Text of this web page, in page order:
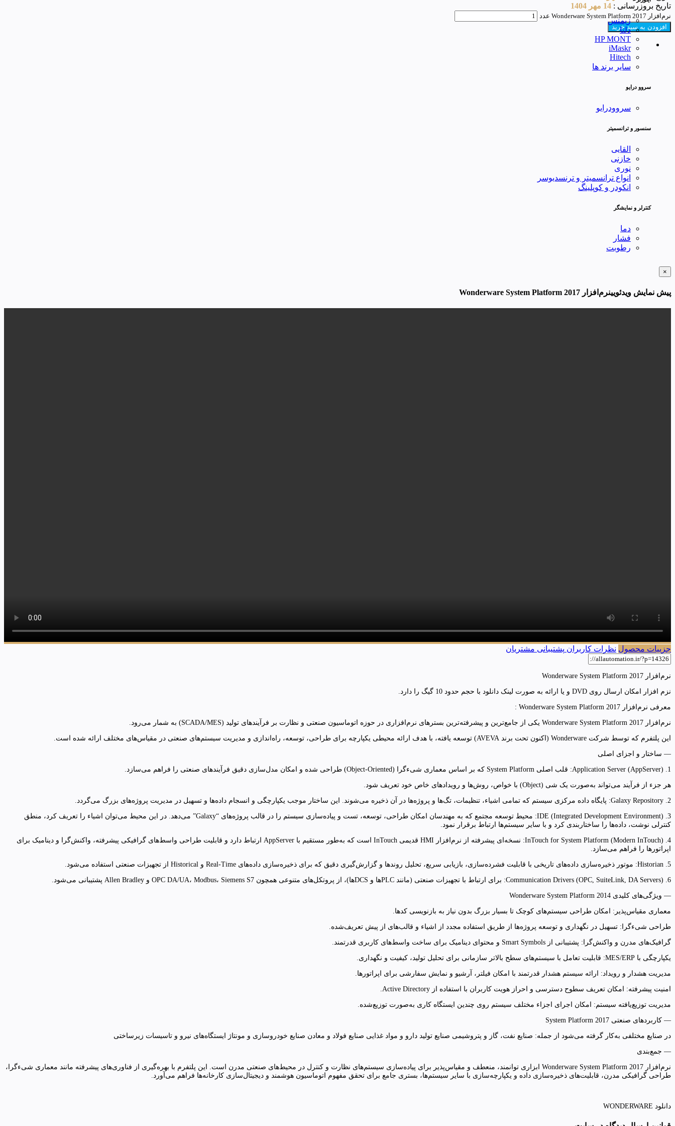
زیمنس
دلتا
HP MONT
iMaskr
Hitech
سایر برند ها
سروو درایو
سروودرایو
سنسور و ترانسمیتر
القایی
خازنی
نوری
انواع ترانسمیتر و ترنسدیوسر
انکودر و کوپلینگ
کنترلر و نمایشگر
دما
فشار
رطوبت
تاریخ بروزرسانی : 14 مهر 1404
نرم‌افزار Wonderware System Platform 2017 عدد
افزودن به سبد خرید
×
پیش نمایش ویدئویینرم‌افزار Wonderware System Platform 2017
جزییات محصول نظرات کاربران پشتیبانی مشتریان
نرم‌افزار Wonderware System Platform 2017
نزم افزار امکان ارسال روی DVD و یا ارائه به صورت لینک دانلود با حجم حدود 10 گیگ را دارد.
معرفی نرم‌افزار Wonderware System Platform 2017 :
نرم‌افزار Wonderware System Platform 2017 یکی از جامع‌ترین و پیشرفته‌ترین بسترهای نرم‌افزاری در حوزه اتوماسیون صنعتی و نظارت بر فرآیندهای تولید (SCADA/MES) به شمار می‌رود.
این پلتفرم که توسط شرکت Wonderware (اکنون تحت برند AVEVA) توسعه یافته، با هدف ارائه محیطی یکپارچه برای طراحی، توسعه، راه‌اندازی و مدیریت سیستم‌های صنعتی در مقیاس‌های مختلف ارائه شده است.
— ساختار و اجزای اصلی
1. Application Server (AppServer): قلب اصلی System Platform که بر اساس معماری شی‌ءگرا (Object-Oriented) طراحی شده و امکان مدل‌سازی دقیق فرآیندهای صنعتی را فراهم می‌سازد.
هر جزء از فرآیند می‌تواند به‌صورت یک شی (Object) با خواص، روش‌ها و رویدادهای خاص خود تعریف شود.
2. Galaxy Repository: پایگاه داده مرکزی سیستم که تمامی اشیاء، تنظیمات، تگ‌ها و پروژه‌ها در آن ذخیره می‌شوند. این ساختار موجب یکپارچگی و انسجام داده‌ها و تسهیل در مدیریت پروژه‌های بزرگ می‌گردد.
3. IDE (Integrated Development Environment): محیط توسعه مجتمع که به مهندسان امکان طراحی، توسعه، تست و پیاده‌سازی سیستم را در قالب پروژه‌های “Galaxy” می‌دهد. در این محیط می‌توان اشیاء را تعریف کرد، منطق
کنترلی نوشت، داده‌ها را ساختاربندی کرد و با سایر سیستم‌ها ارتباط برقرار نمود.
4. InTouch for System Platform (Modern InTouch): نسخه‌ای پیشرفته از نرم‌افزار HMI قدیمی InTouch است که به‌طور مستقیم با AppServer ارتباط دارد و قابلیت طراحی واسط‌های گرافیکی پیشرفته، واکنش‌گرا و دینامیک برای
اپراتورها را فراهم می‌سازد.
5. Historian: موتور ذخیره‌سازی داده‌های تاریخی با قابلیت فشرده‌سازی، بازیابی سریع، تحلیل روندها و گزارش‌گیری دقیق که برای ذخیره‌سازی داده‌های Real-Time و Historical از تجهیزات صنعتی استفاده می‌شود.
6. Communication Drivers (OPC, SuiteLink, DA Servers): برای ارتباط با تجهیزات صنعتی (مانند PLCها و DCSها)، از پروتکل‌های متنوعی همچون OPC DA/UA، Modbus، Siemens S7 و Allen Bradley پشتیبانی می‌شود.
— ویژگی‌های کلیدی Wonderware System Platform 2014
معماری مقیاس‌پذیر: امکان طراحی سیستم‌های کوچک تا بسیار بزرگ بدون نیاز به بازنویسی کدها.
طراحی شی‌ءگرا: تسهیل در نگهداری و توسعه پروژه‌ها از طریق استفاده مجدد از اشیاء و قالب‌های از پیش تعریف‌شده.
گرافیک‌های مدرن و واکنش‌گرا: پشتیبانی از Smart Symbols و محتوای دینامیک برای ساخت واسط‌های کاربری قدرتمند.
یکپارچگی با MES/ERP: قابلیت تعامل با سیستم‌های سطح بالاتر سازمانی برای تحلیل تولید، کیفیت و نگهداری.
مدیریت هشدار و رویداد: ارائه سیستم هشدار قدرتمند با امکان فیلتر، آرشیو و نمایش سفارشی برای اپراتورها.
امنیت پیشرفته: امکان تعریف سطوح دسترسی و احراز هویت کاربران با استفاده از Active Directory.
مدیریت توزیع‌یافته سیستم: امکان اجرای اجزاء مختلف سیستم روی چندین ایستگاه کاری به‌صورت توزیع‌شده.
— کاربردهای صنعتی System Platform 2017
در صنایع مختلفی به‌کار گرفته می‌شود از جمله: صنایع نفت، گاز و پتروشیمی صنایع تولید دارو و مواد غذایی صنایع فولاد و معادن صنایع خودروسازی و مونتاژ ایستگاه‌های نیرو و تاسیسات زیرساختی
— جمع‌بندی
نرم‌افزار Wonderware System Platform 2017 ابزاری توانمند، منعطف و مقیاس‌پذیر برای پیاده‌سازی سیستم‌های نظارت و کنترل در محیط‌های صنعتی مدرن است. این پلتفرم با بهره‌گیری از فناوری‌های پیشرفته مانند معماری شی‌ءگرا،
طراحی گرافیکی مدرن، قابلیت‌های ذخیره‌سازی داده و یکپارچه‌سازی با سایر سیستم‌ها، بستری جامع برای تحقق مفهوم اتوماسیون هوشمند و دیجیتال‌سازی کارخانه‌ها فراهم می‌آورد.
دانلود WONDERWARE